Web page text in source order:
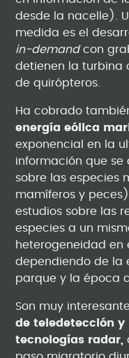
desde la nacelle).
medida es el
in-demandcon
detienen la turbina
de quirópteros.
Ha cobrado
energía eólica
exponencial en la
información que se
sobre las especies
mamíferos y
estudios sobre las
especies a un
heterogeneidad
dependiendo de la
parque y la época
Son muy
de teledetección y
tecnologías radar,